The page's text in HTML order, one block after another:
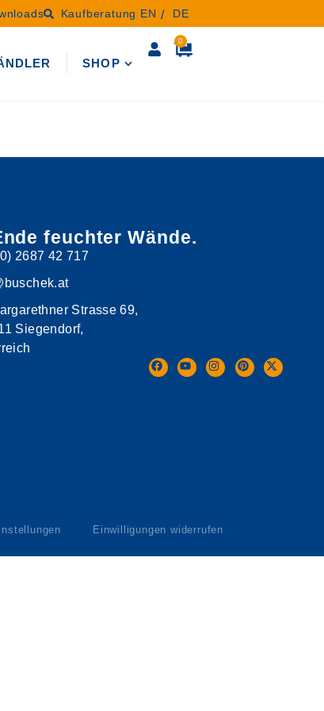
Kaufberatung EN DE
SHOP
0
feuchter Wände.
2687 42 717
Strasse 69,
Siegendorf,
Einwilligungen widerrufen